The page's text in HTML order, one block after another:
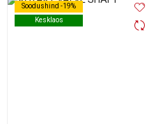
Soodushind -19%
Kesklaos
Soodushind -19%
Kesklaos